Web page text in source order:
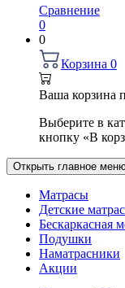
Сравнение
0
0
Корзина 0
Ваша корзина
Выберите в
кнопку «В
Открыть главное
Матрасы
Детские
Бескаркасная
Подушки
Наматрасники
Акции